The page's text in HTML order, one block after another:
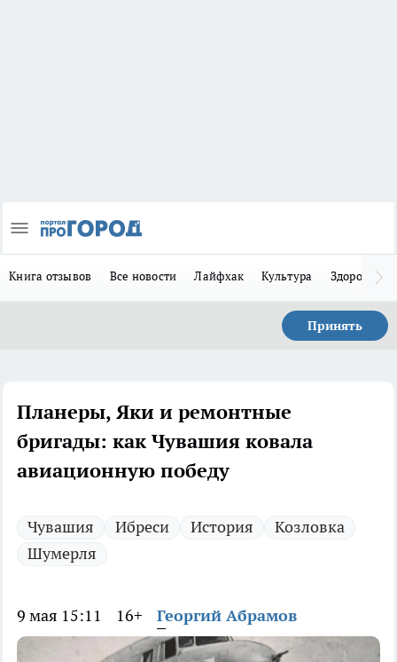
Книга отзывов Все новости Лайфхак Культура Здоровье
Принять
Планеры, Яки и ремонтные
бригады: как Чувашия ковала
авиационную победу
Чувашия Ибреси История
Козловка
Шумерля
9 мая 15:11 16+ Георгий Абрамов